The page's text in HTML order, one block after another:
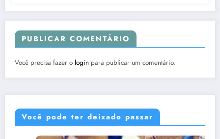
PUBLICAR COMENTÁRIO
Você precisa fazer o login para publicar um comentário.
Você pode ter deixado passar